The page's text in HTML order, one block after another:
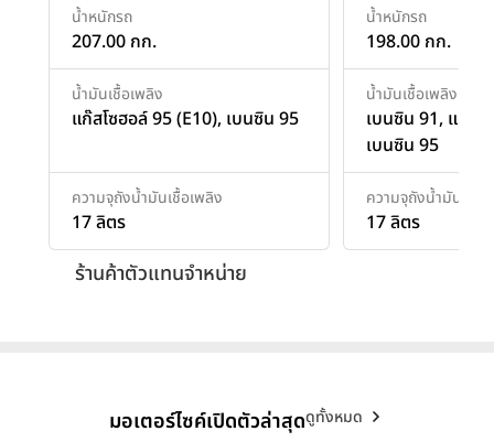
น้ำหนักรถ
207.00 กก.
น้ำมันเชื้อเพลิง
แก๊สโซฮอล์ 95 (E10), เบนซิน 95
ความจุถังน้ำมันเชื้อเพลิง
17 ลิตร
น้ำหนักรถ
198.00 กก.
น้ำมันเชื้อเพลิง
เบนซิน 91, แก๊สโ
เบนซิน 95
ความจุถังน้ำมันเชื้อ
17 ลิตร
ร้านค้าตัวแทนจำหน่าย
มอเตอร์ไซค์เปิดตัวล่าสุดดูทั้งหมด